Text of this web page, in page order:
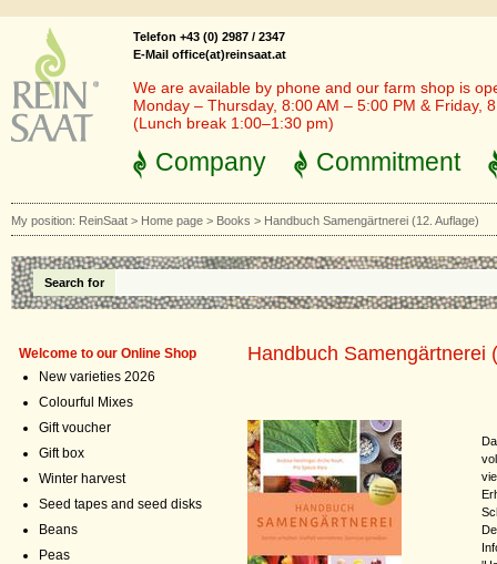
Telefon +43 (0) 2987 / 2347
E-Mail office(at)reinsaat.at
We are available by phone and our farm shop is
Monday – Thursday, 8:00 AM – 5:00 PM & Friday,
(Lunch break 1:00–1:30 pm)
Company Commitment
My position: ReinSaat > Home page > Books > Handbuch Samengärtnerei (12. Auflage)
Search for
Welcome to our Online Shop
New varieties 2026
Colourful Mixes
Gift voucher
Gift box
Winter harvest
Seed tapes and seed disks
Beans
Peas
Handbuch Samengärtnerei